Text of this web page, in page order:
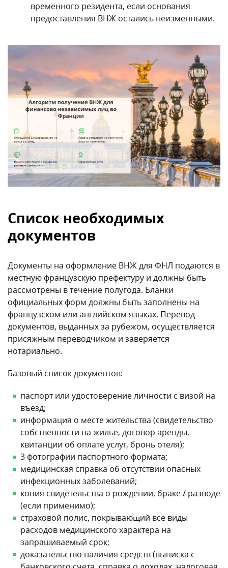
временного резидента, если основания
предоставления ВНЖ остались неизменными.
Список необходимых
документов
Документы на оформление ВНЖ для ФНЛ подаются в
местную французскую префектуру и должны быть
рассмотрены в течение полугода. Бланки
официальных форм должны быть заполнены на
французском или английском языках. Перевод
документов, выданных за рубежом, осуществляется
присяжным переводчиком и заверяется
нотариально.
Базовый список документов:
паспорт или удостоверение личности с визой на
въезд;
информация о месте жительства (свидетельство
собственности на жилье, договор аренды,
квитанции об оплате услуг, бронь отеля);
3 фотографии паспортного формата;
медицинская справка об отсутствии опасных
инфекционных заболеваний;
копия свидетельства о рождении, браке / разводе
(если применимо);
страховой полис, покрывающий все виды
расходов медицинского характера на
запрашиваемый срок;
доказательство наличия средств (выписка с